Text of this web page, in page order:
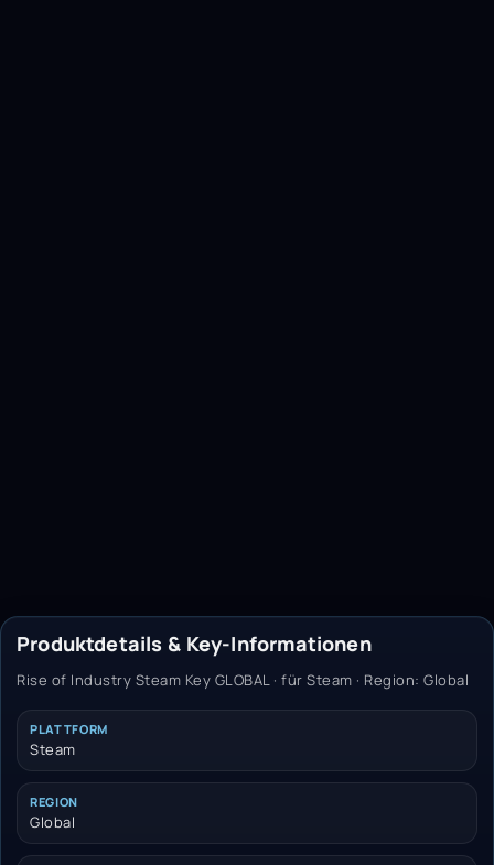
Produktdetails & Key-Informationen
Rise of Industry Steam Key GLOBAL · für Steam · Region: Global
PLATTFORM
Steam
REGION
Global